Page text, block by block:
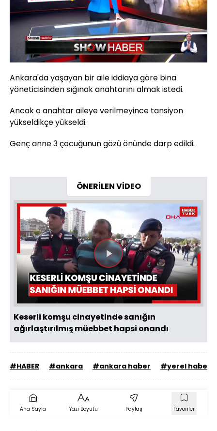
Sesi
Aç
Yüklendi:
39.94%
Oynatma
Hızı
Ankara'da yaşayan bir aile iddiaya göre bina
yöneticisinden sığınak anahtarını almak istedi.
Ancak o anahtar aileye verilmeyince tansiyon
yükseldikçe yükseldi.
Genç anne 3 çocuğunun gözü önünde darp edildi.
ÖNERİLEN VİDEO
Videoyu
Oynat
Keserli komşu cinayetinde sanığın
ağırlaştırılmış müebbet hapsi onandı
#HABER #ankara #ankara haber #yerel haber
Ana Sayfa Yazı Boyutu Paylaş Favoriler